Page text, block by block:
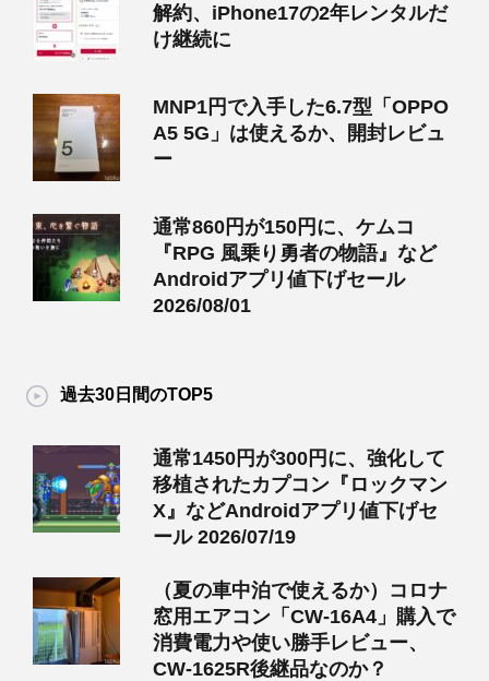
解約、iPhone17の2年レンタルだ
け継続に
MNP1円で入手した6.7型「OPPO
A5 5G」は使えるか、開封レビュ
ー
通常860円が150円に、ケムコ
『RPG 風乗り勇者の物語』など
Androidアプリ値下げセール
2026/08/01
過去30日間のTOP5
通常1450円が300円に、強化して
移植されたカプコン『ロックマン
X』などAndroidアプリ値下げセ
ール 2026/07/19
（夏の車中泊で使えるか）コロナ
窓用エアコン「CW-16A4」購入で
消費電力や使い勝手レビュー、
CW-1625R後継品なのか？